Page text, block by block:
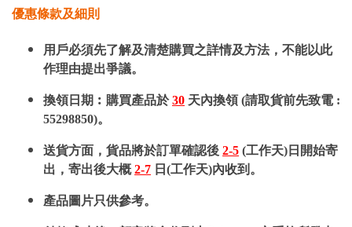
優惠條款及細則
用戶必須先了解及清楚購買之詳情及方法，不能以此
作理由提出爭議。
換領日期︰購買產品於30 天內換領 (請取貨前先致電 :
55298850)。
送貨方面，貨品將於訂單確認後 2-5 (工作天)日開始寄
出，寄出後大概2-7 日(工作天)內收到。
產品圖片只供參考。